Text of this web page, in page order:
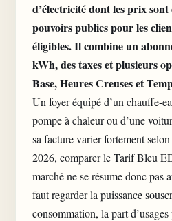
d’électricité dont les prix
pouvoirs publics pour les
éligibles. Il combine un
kWh, des taxes et plusieurs
Base, Heures Creuses et
Un foyer équipé d’un chauffe-
pompe à chaleur ou d’une
sa facture varier fortement
2026, comparer le Tarif Bleu
marché ne se résume donc
faut regarder la puissance
consommation, la part